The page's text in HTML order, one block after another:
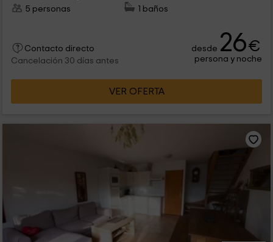
5 personas
1 baños
Contacto directo
Cancelación 30 días antes
desde 26€
persona y noche
VER OFERTA